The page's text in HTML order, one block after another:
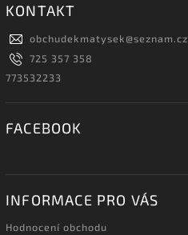
KONTAKT
obchudekmatysek@seznam.cz
725 357 358
773532233
FACEBOOK
INFORMACE PRO VÁS
Hodnocení obchodu